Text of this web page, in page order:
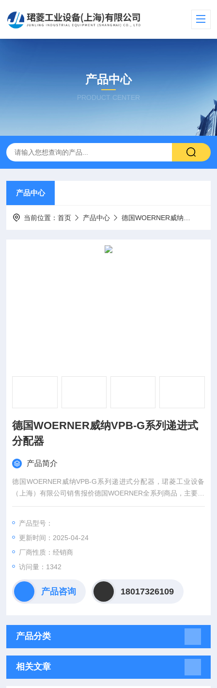
产品中心
PRODUCT CENTER
产品中心
当前位置：首页 产品中心 德国WOERNER威纳
德国WOERNER威纳VPB-G系列递进式
分配器
产品简介
德国WOERNER威纳VPB-G系列递进式分配器，珺菱工业设备
（上海）有限公司销售报价德国WOERNER全系列商品，主要是
润滑系列的，品牌发货安排。
产品型号：
更新时间：2025-04-24
厂商性质：经销商
访问量：1342
产品咨询 18017326109
产品分类
相关文章